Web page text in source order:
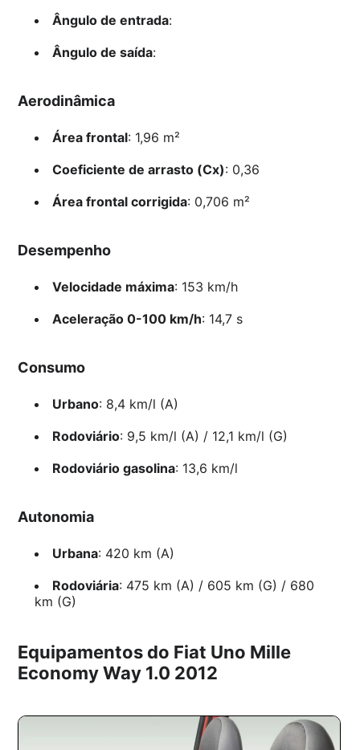
Ângulo de entrada:
Ângulo de saída:
Aerodinâmica
Área frontal: 1,96 m²
Coeficiente de arrasto (Cx): 0,36
Área frontal corrigida: 0,706 m²
Desempenho
Velocidade máxima: 153 km/h
Aceleração 0-100 km/h: 14,7 s
Consumo
Urbano: 8,4 km/l (A)
Rodoviário: 9,5 km/l (A) / 12,1 km/l (G)
Rodoviário gasolina: 13,6 km/l
Autonomia
Urbana: 420 km (A)
Rodoviária: 475 km (A) / 605 km (G) / 680
km (G)
Equipamentos do Fiat Uno Mille
Economy Way 1.0 2012